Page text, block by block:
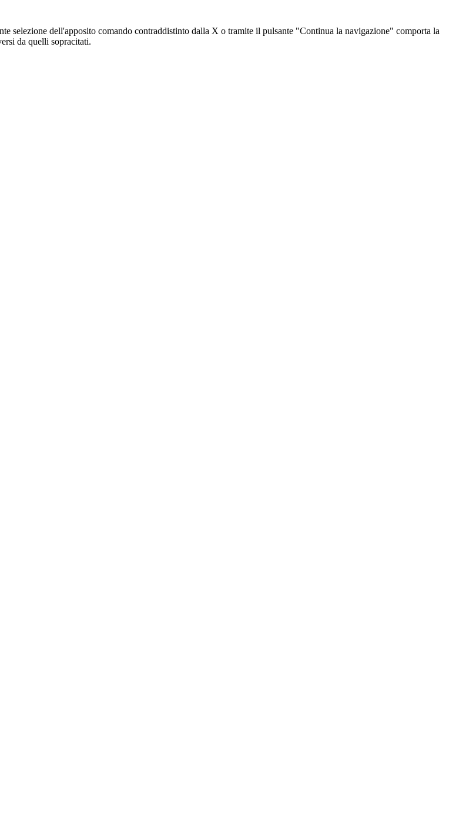
selezione dell'apposito comando contraddistinto dalla X o tramite il pulsante "Continua la navigazione" comporta la
da quelli sopracitati.